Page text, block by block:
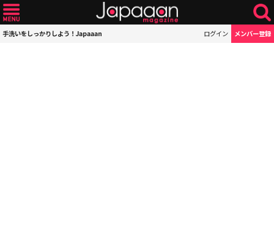
手洗いをしっかりしよう！Japaaan ログイン メンバー登録